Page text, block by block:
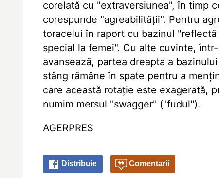
corelată cu "extraversiunea", în timp
corespunde "agreabilității". Pentru
toracelui în raport cu bazinul
special la femei". Cu alte cuvinte,
avansează, partea dreapta a
stâng rămâne în spate pentru a
care această rotație este exagerată,
numim mersul ''swagger'' (''fudul'').
AGERPRES
Distribuie Comentarii